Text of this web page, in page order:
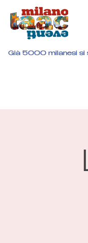
Già 5000 milanesi si